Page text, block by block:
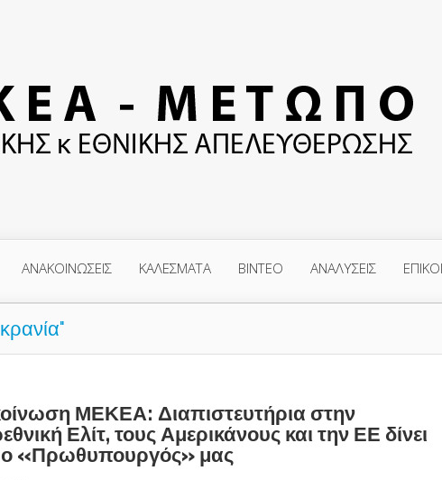
ΑΝΑΚΟΙΝΩΣΕΙΣ ΚΑΛΕΣΜΑΤΑ ΒΙΝΤΕΟ ΑΝΑΛΥΣΕΙΣ
ΜΕΚΕΑ: Διαπιστευτήρια στην
Ελίτ, τους Αμερικάνους και την ΕΕ δίνει
ο «Πρωθυπουργός» μας